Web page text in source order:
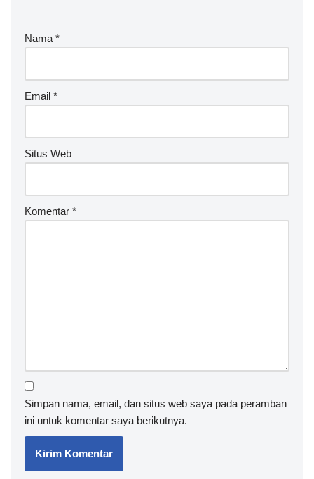
Nama *
Email *
Situs Web
Komentar *
Simpan nama, email, dan situs web saya pada peramban
ini untuk komentar saya berikutnya.